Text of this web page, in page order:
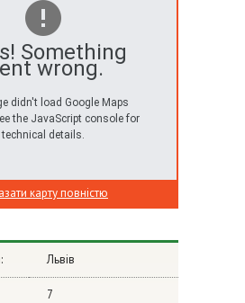
Something
wrong.
didn't load Google Maps
the JavaScript console for
technical details.
карту повністю
Львів
7